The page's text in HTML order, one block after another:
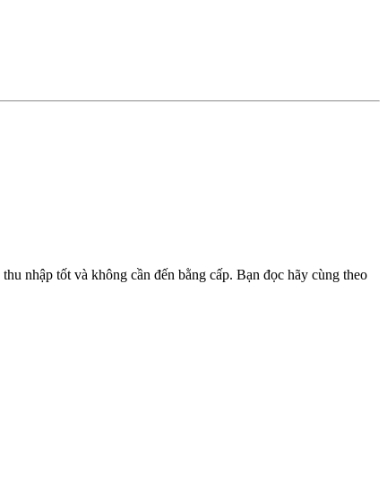
nhập tốt và không cần đến bằng cấp. Bạn đọc hãy cùng theo